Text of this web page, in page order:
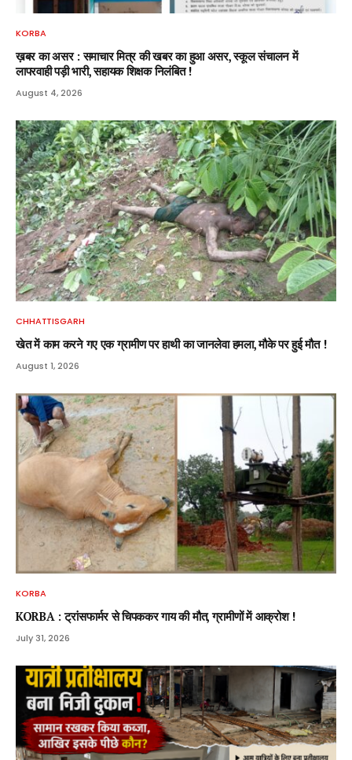
KORBA
ख़बर का असर : समाचार मित्र की खबर का हुआ असर, स्कूल संचालन में
लापरवाही पड़ी भारी, सहायक शिक्षक निलंबित !
August 4, 2026
CHHATTISGARH
खेत में काम करने गए एक ग्रामीण पर हाथी का जानलेवा हमला, मौके पर हुई मौत !
August 1, 2026
KORBA
KORBA : ट्रांसफार्मर से चिपककर गाय की मौत, ग्रामीणों में आक्रोश !
July 31, 2026